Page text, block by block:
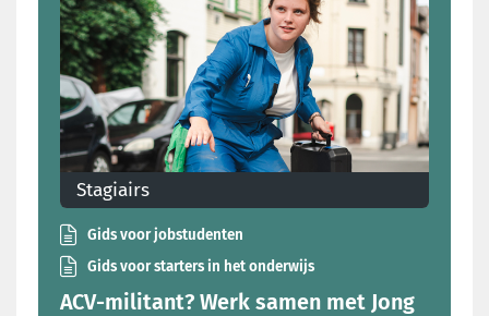
Stagiairs
Je rechten en plichten als stagiair
Gids voor jobstudenten
Gids voor starters in het onderwijs
ACV-militant? Werk samen met Jong